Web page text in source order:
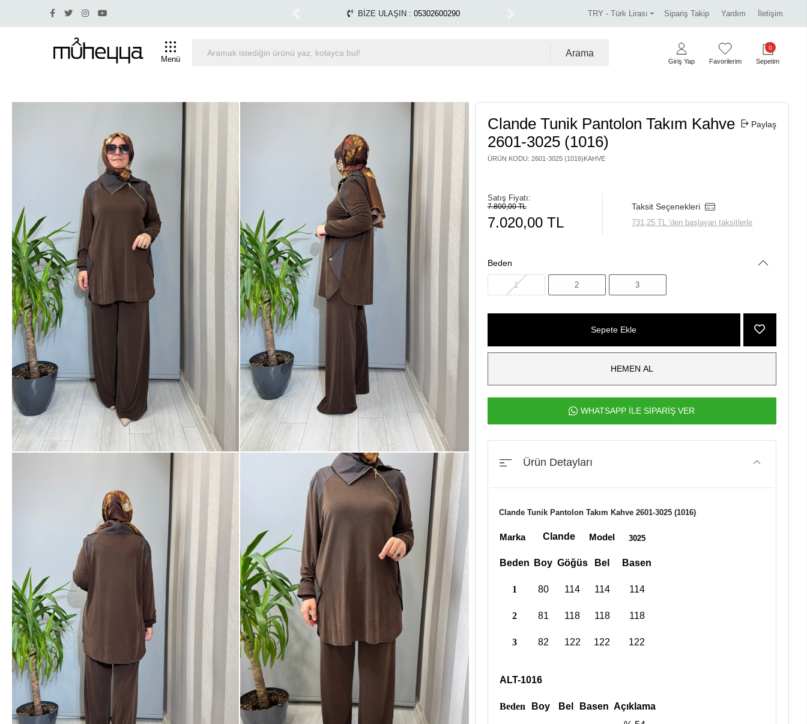
Yüzde 30 ve üstü indirim olan ürünlerde iade ve değişim yapılmamaktadır. Tüm Alışverişlerinizde Kargo Ücretsiz! Miss Dalida marka ürünlerde %30 indirim.
1500 TL ÜZERİ ÜCRETSİZ KARGO TRY - Türk Lirası Sipariş Takip Yardım İletişim
Menü
Arama
Giriş Yap Favorilerim
0
Sepetim
Clande Tunik Pantolon Takım Kahve
2601-3025 (1016)
ÜRÜN KODU: 2601-3025 (1016)KAHVE
Paylaş
Satış Fiyatı:
7.800,00 TL
7.020,00 TL
Taksit Seçenekleri
731,25 TL 'den başlayan taksitlerle
Beden
1 2 3
Sepete Ekle
HEMEN AL
WHATSAPP İLE SİPARİŞ VER
Ürün Detayları
Clande Tunik Pantolon Takım Kahve 2601-3025 (1016)
Marka Clande Model 3025
Beden Boy Göğüs Bel Basen
1 80 114 114 114
2 81 118 118 118
3 82 122 122 122
ALT-1016
Beden Boy Bel Basen Açıklama